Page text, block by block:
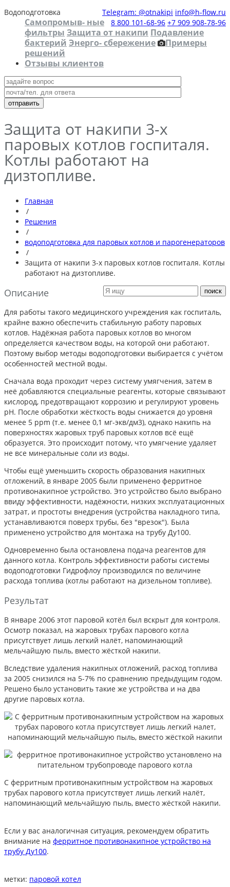
Водоподготовка Telegram: @otnakipi info@h-flow.ru
8 800 101-68-96 +7 909 908-78-96
Самопромыв- ные
фильтры Защита от накипи Подавление
бактерий Энерго- сбережение
Примеры
решений
Отзывы клиентов
Защита от накипи 3-х
паровых котлов госпиталя.
Котлы работают на
дизтопливе.
Главная
/
Решения
/
водоподготовка для паровых котлов и парогенераторов
/
Защита от накипи 3-х паровых котлов госпиталя. Котлы
работают на дизтопливе.
Описание
Для работы такого медицинского учреждения как госпиталь,
крайне важно обеспечить стабильную работу паровых
котлов. Надёжная работа паровых котлов во многом
определяется качеством воды, на которой они работают.
Поэтому выбор методы водоподготовки выбирается с учётом
особенностей местной воды.
Сначала вода проходит через систему умягчения, затем в
неё добавляются специальные реагенты, которые связывают
кислород, предотвращают коррозию и регулируют уровень
pH. После обработки жёсткость воды снижается до уровня
менее 5 ppm (т.е. менее 0,1 мг-экв/дм3), однако накипь на
поверхностях жаровых труб паровых котлов всё ещё
образуется. Это происходит потому, что умягчение удаляет
не все минеральные соли из воды.
Чтобы ещё уменьшить скорость образования накипных
отложений, в январе 2005 были применено ферритное
противонакипное устройство. Это устройство было выбрано
ввиду эффективности, надёжности, низких эксплуатационных
затрат, и простоты внедрения (устройства накладного типа,
устанавливаются поверх трубы, без "врезок"). Была
применено устройство для монтажа на трубу Ду100.
Одновременно была остановлена подача реагентов для
данного котла. Контроль эффективности работы системы
водоподготовки Гидрофлоу производился по величине
расхода топлива (котлы работают на дизельном топливе).
Результат
В январе 2006 этот паровой котёл был вскрыт для контроля.
Осмотр показал, на жаровых трубах парового котла
присутствует лишь легкий налёт, напоминающий
мельчайшую пыль, вместо жёсткой накипи.
Вследствие удаления накипных отложений, расход топлива
за 2005 снизился на 5-7% по сравнению предыдущим годом.
Решено было установить такие же устройства и на два
другие паровых котла.
С ферритным противонакипным устройством на жаровых
трубах парового котла присутствует лишь легкий налёт,
напоминающий мельчайшую пыль, вместо жёсткой накипи.
Если у вас аналогичная ситуация, рекомендуем обратить
внимание на ферритное противонакипное устройство на
трубу Ду100.
метки: паровой котел